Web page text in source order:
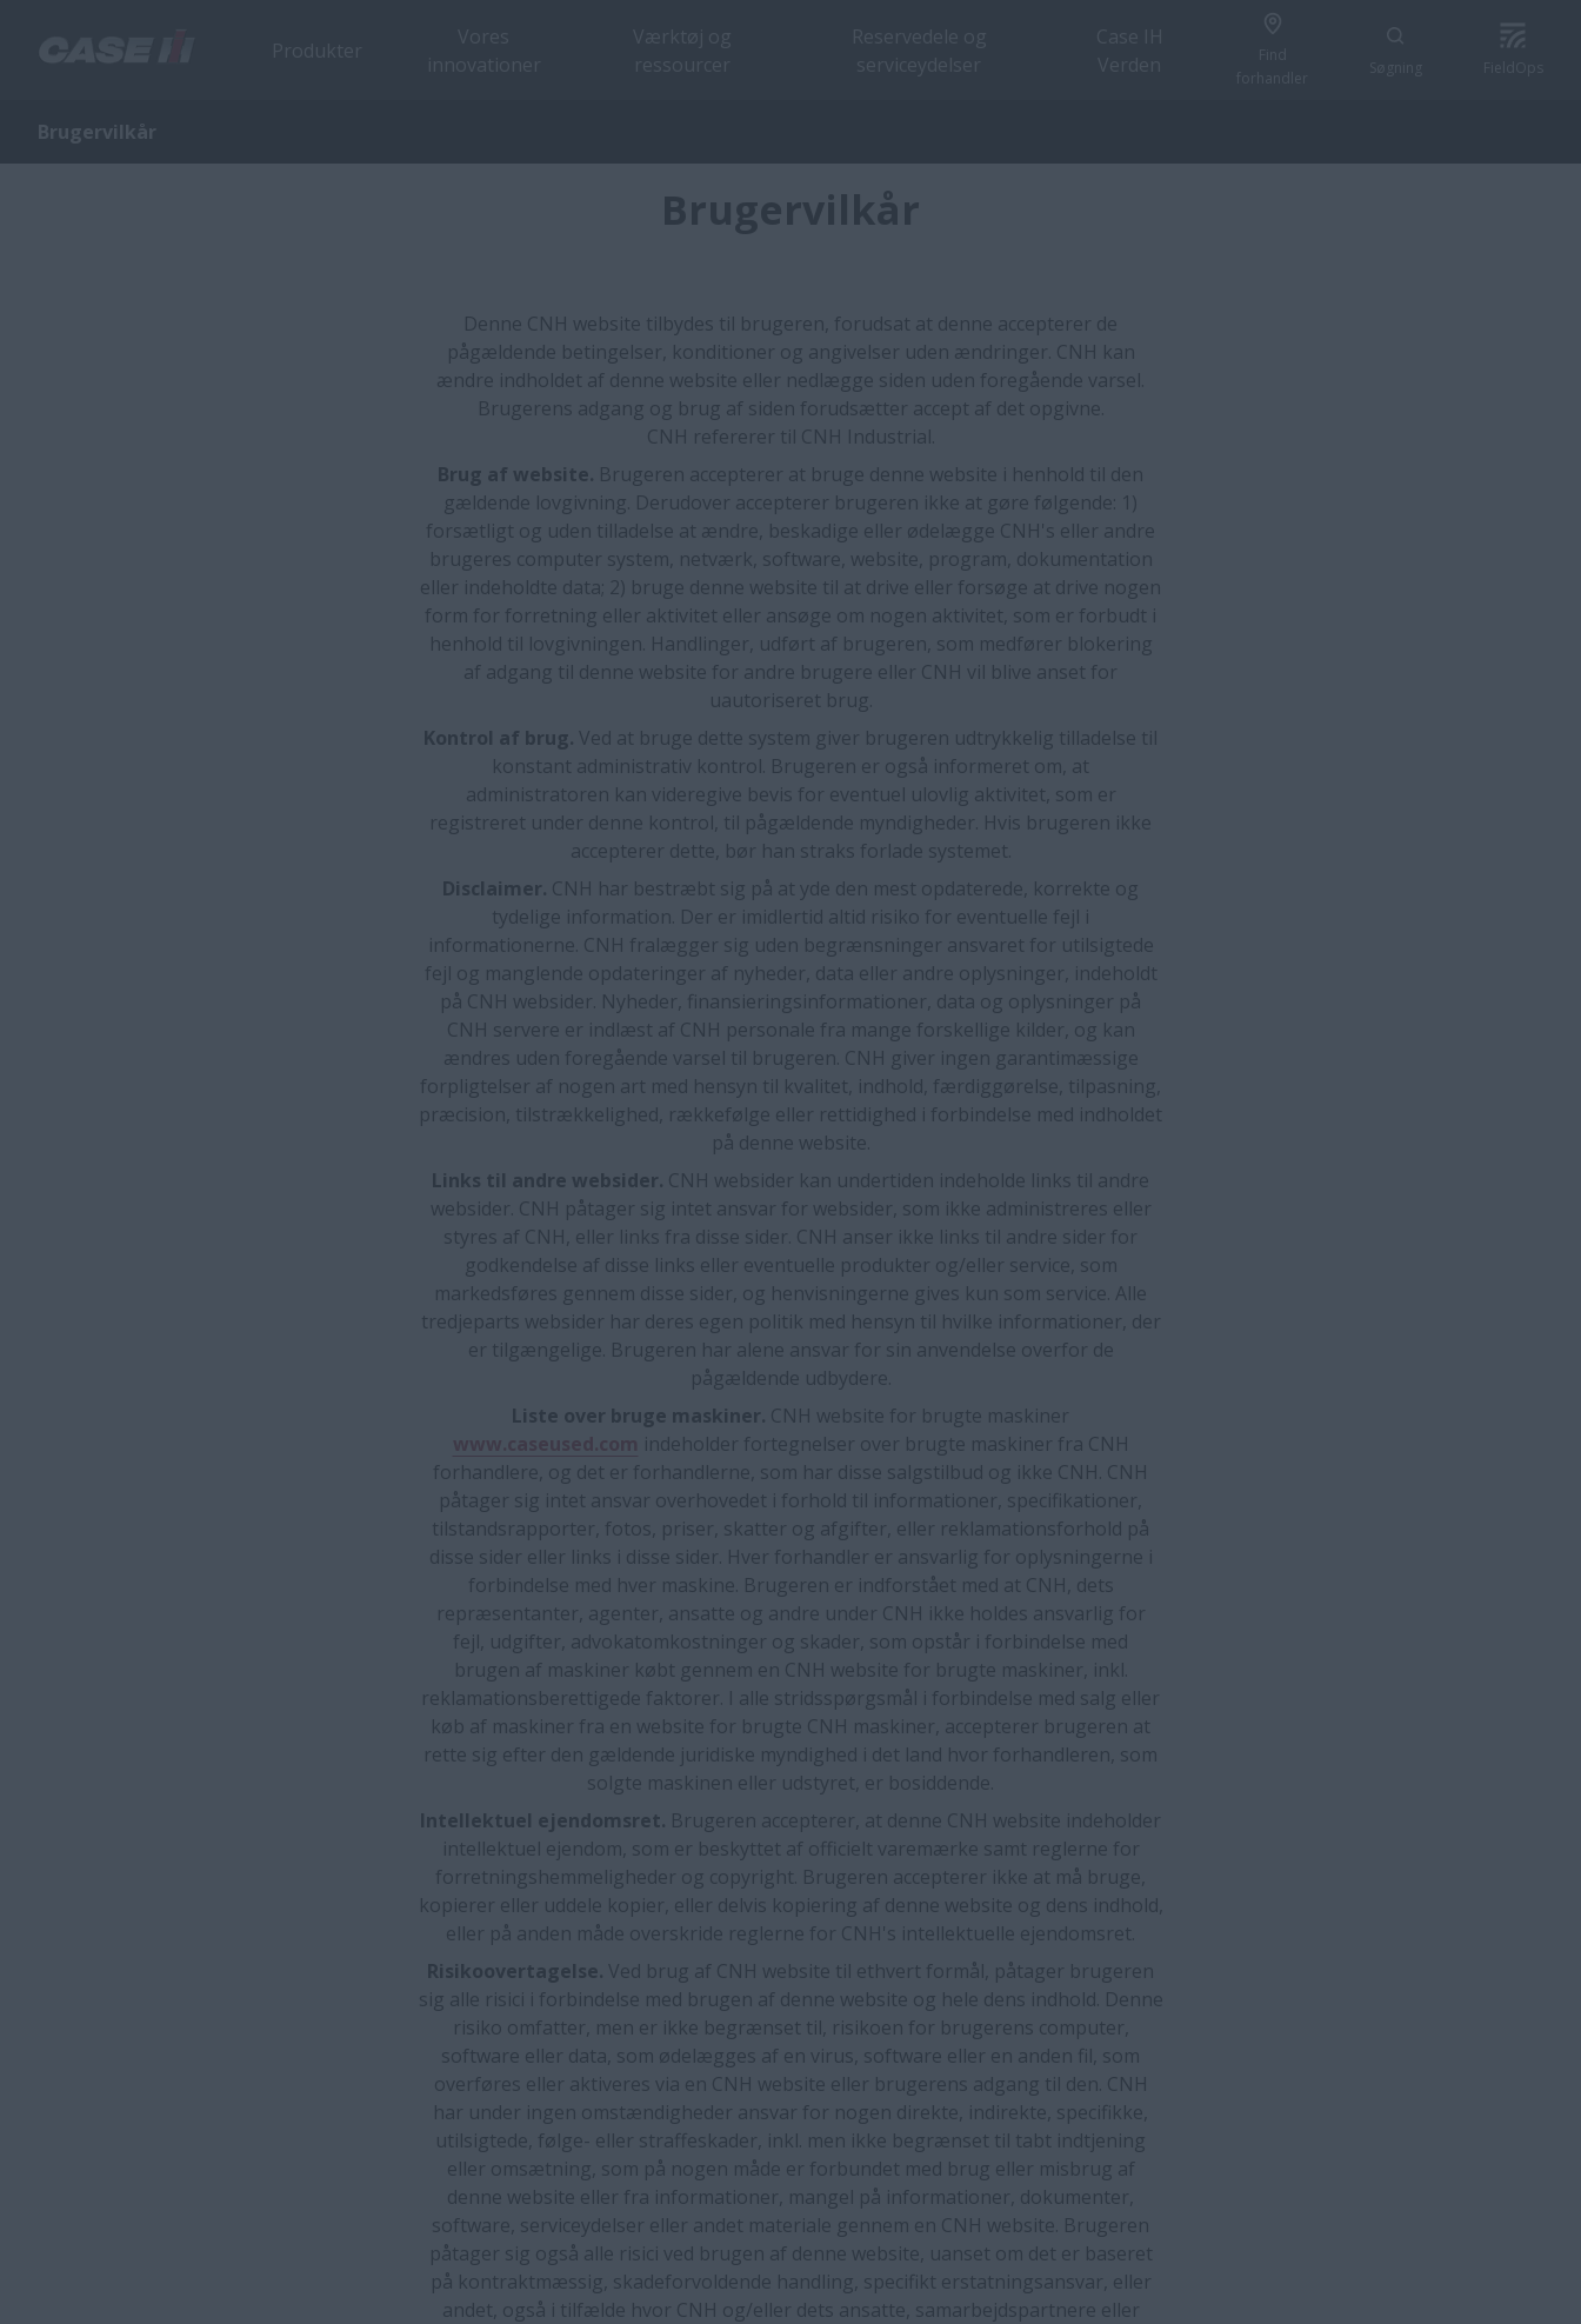
Brugervilkår
Brugervilkår
Denne CNH website tilbydes til brugeren, forudsat at denne accepterer de
pågældende betingelser, konditioner og angivelser uden ændringer. CNH kan
ændre indholdet af denne website eller nedlægge siden uden foregående varsel.
Brugerens adgang og brug af siden forudsætter accept af det opgivne.
CNH refererer til CNH Industrial.
Brug af website. Brugeren accepterer at bruge denne website i henhold til den
gældende lovgivning. Derudover accepterer brugeren ikke at gøre følgende: 1)
forsætligt og uden tilladelse at ændre, beskadige eller ødelægge CNH's eller andre
brugeres computer system, netværk, software, website, program, dokumentation
eller indeholdte data; 2) bruge denne website til at drive eller forsøge at drive nogen
form for forretning eller aktivitet eller ansøge om nogen aktivitet, som er forbudt i
henhold til lovgivningen. Handlinger, udført af brugeren, som medfører blokering
af adgang til denne website for andre brugere eller CNH vil blive anset for
uautoriseret brug.
Kontrol af brug. Ved at bruge dette system giver brugeren udtrykkelig tilladelse til
konstant administrativ kontrol. Brugeren er også informeret om, at
administratoren kan videregive bevis for eventuel ulovlig aktivitet, som er
registreret under denne kontrol, til pågældende myndigheder. Hvis brugeren ikke
accepterer dette, bør han straks forlade systemet.
Disclaimer. CNH har bestræbt sig på at yde den mest opdaterede, korrekte og
tydelige information. Der er imidlertid altid risiko for eventuelle fejl i
informationerne. CNH fralægger sig uden begrænsninger ansvaret for utilsigtede
fejl og manglende opdateringer af nyheder, data eller andre oplysninger, indeholdt
på CNH websider. Nyheder, finansieringsinformationer, data og oplysninger på
CNH servere er indlæst af CNH personale fra mange forskellige kilder, og kan
ændres uden foregående varsel til brugeren. CNH giver ingen garantimæssige
forpligtelser af nogen art med hensyn til kvalitet, indhold, færdiggørelse, tilpasning,
præcision, tilstrækkelighed, rækkefølge eller rettidighed i forbindelse med indholdet
på denne website.
Links til andre websider. CNH websider kan undertiden indeholde links til andre
websider. CNH påtager sig intet ansvar for websider, som ikke administreres eller
styres af CNH, eller links fra disse sider. CNH anser ikke links til andre sider for
godkendelse af disse links eller eventuelle produkter og/eller service, som
markedsføres gennem disse sider, og henvisningerne gives kun som service. Alle
tredjeparts websider har deres egen politik med hensyn til hvilke informationer, der
er tilgængelige. Brugeren har alene ansvar for sin anvendelse overfor de
pågældende udbydere.
Liste over bruge maskiner. CNH website for brugte maskiner
indeholder fortegnelser over brugte maskiner fra CNH
forhandlere, og det er forhandlerne, som har disse salgstilbud og ikke CNH. CNH
påtager sig intet ansvar overhovedet i forhold til informationer, specifikationer,
tilstandsrapporter, fotos, priser, skatter og afgifter, eller reklamationsforhold på
disse sider eller links i disse sider. Hver forhandler er ansvarlig for oplysningerne i
forbindelse med hver maskine. Brugeren er indforstået med at CNH, dets
repræsentanter, agenter, ansatte og andre under CNH ikke holdes ansvarlig for
fejl, udgifter, advokatomkostninger og skader, som opstår i forbindelse med
brugen af maskiner købt gennem en CNH website for brugte maskiner, inkl.
reklamationsberettigede faktorer. I alle stridsspørgsmål i forbindelse med salg eller
køb af maskiner fra en website for brugte CNH maskiner, accepterer brugeren at
rette sig efter den gældende juridiske myndighed i det land hvor forhandleren, som
solgte maskinen eller udstyret, er bosiddende.
Intellektuel ejendomsret. Brugeren accepterer, at denne CNH website indeholder
intellektuel ejendom, som er beskyttet af officielt varemærke samt reglerne for
forretningshemmeligheder og copyright. Brugeren accepterer ikke at må bruge,
kopierer eller uddele kopier, eller delvis kopiering af denne website og dens indhold,
eller på anden måde overskride reglerne for CNH's intellektuelle ejendomsret.
Risikoovertagelse. Ved brug af CNH website til ethvert formål, påtager brugeren
sig alle risici i forbindelse med brugen af denne website og hele dens indhold. Denne
risiko omfatter, men er ikke begrænset til, risikoen for brugerens computer,
software eller data, som ødelægges af en virus, software eller en anden fil, som
overføres eller aktiveres via en CNH website eller brugerens adgang til den. CNH
har under ingen omstændigheder ansvar for nogen direkte, indirekte, specifikke,
utilsigtede, følge- eller straffeskader, inkl. men ikke begrænset til tabt indtjening
eller omsætning, som på nogen måde er forbundet med brug eller misbrug af
denne website eller fra informationer, mangel på informationer, dokumenter,
software, serviceydelser eller andet materiale gennem en CNH website. Brugeren
påtager sig også alle risici ved brugen af denne website, uanset om det er baseret
på kontraktmæssig, skadeforvoldende handling, specifikt erstatningsansvar, eller
andet, også i tilfælde hvor CNH og/eller dets ansatte, samarbejdspartnere eller